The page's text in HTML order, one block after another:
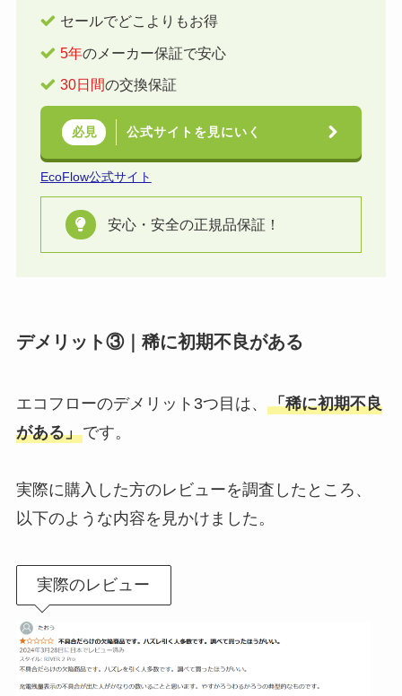
セールでどこよりもお得
5年のメーカー保証で安心
30日間の交換保証
必見 公式サイトを見にいく
EcoFlow公式サイト
安心・安全の正規品保証！
デメリット③｜稀に初期不良がある
エコフローのデメリット3つ目は、 「稀に初期不良
がある」です。
実際に購入した方のレビューを調査したところ、
以下のような内容を見かけました。
実際のレビュー